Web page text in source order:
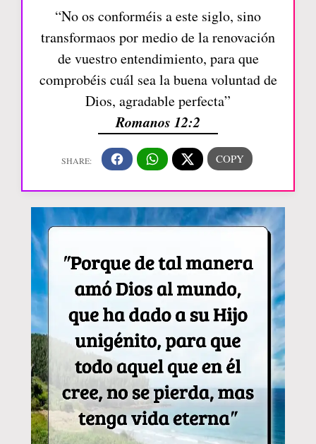
“No os conforméis a este siglo, sino
transformaos por medio de la renovación
de vuestro entendimiento, para que
comprobéis cuál sea la buena voluntad de
Dios, agradable perfecta”
Romanos 12:2